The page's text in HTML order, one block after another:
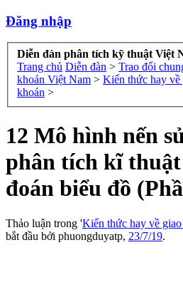
Đăng nhập
Diễn đàn phân tích kỹ thuật Việt
Trang chủ Diễn đàn > Trao đổi
khoán Việt Nam > Kiến thức hay về
khoán >
12 Mô hình nến
phân tích kĩ
đoán biểu đồ
Thảo luận trong 'Kiến thức hay về
bắt đầu bởi phuongduyatp, 23/7/19.